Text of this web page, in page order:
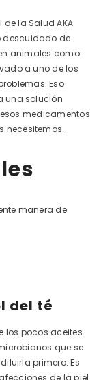
la Salud AKA
descuidado de
animales como
a uno de los
Eso
una solución
medicamentos
necesitemos.
manera de
del té
los pocos aceites
que se
primero. Es